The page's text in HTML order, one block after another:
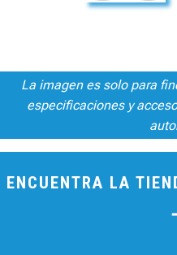
La imagen es solo para
especificaciones y
ENCUENTRA LA